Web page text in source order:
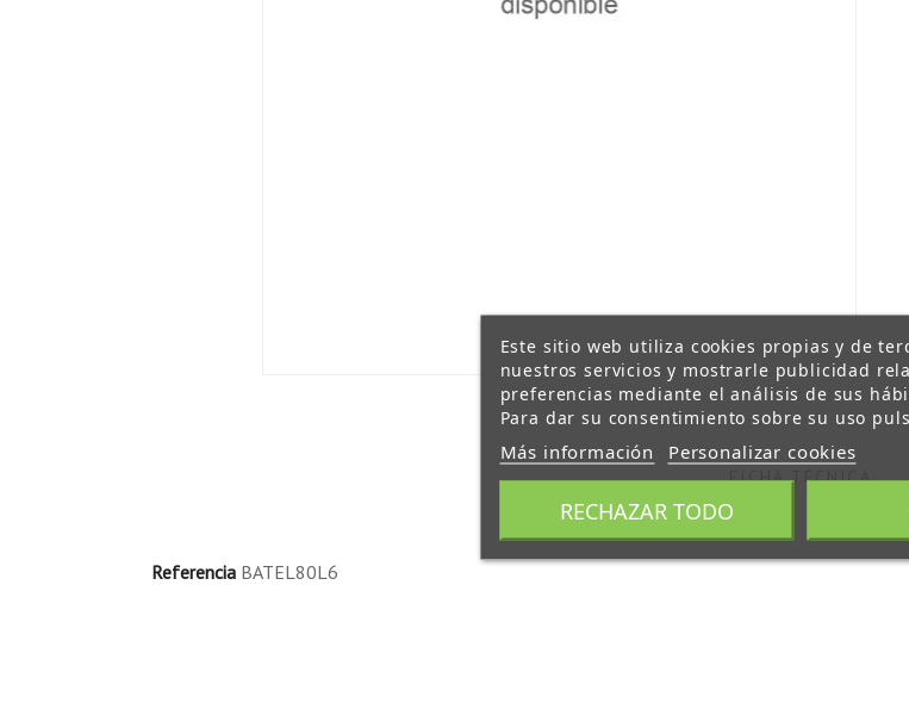
FICHA TÉCNICA
Referencia BATEL80L6
Este sitio web utiliza cookies propias y de
nuestros servicios y mostrarle publicidad
preferencias mediante el análisis de sus
Para dar su consentimiento sobre su uso
Más información Personalizar cookies
RECHAZAR TODO